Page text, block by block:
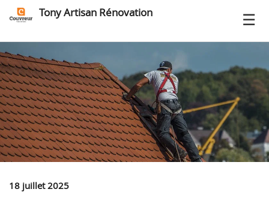
Tony Artisan Rénovation
18 juillet 2025